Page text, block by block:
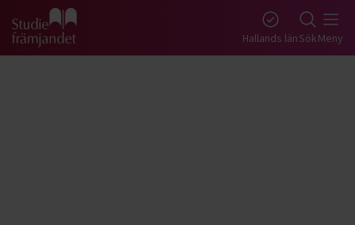
Gå till studiefrämjandets startsida Hallands länSökMeny